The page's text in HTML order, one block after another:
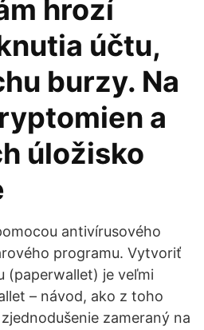
hrozí
účtu,
burzy. Na
a
úložisko
antivírusového
programu. Vytvoriť
(paperwallet) je veľmi
– návod, ako z toho
zameraný na